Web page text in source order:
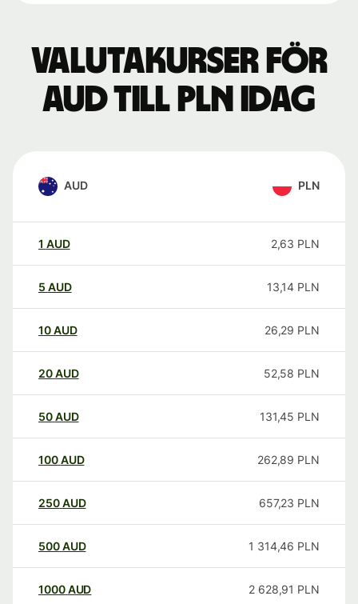
Valutakurser för
AUD till PLN idag
AUD PLN
1 AUD 2,63 PLN
5 AUD 13,14 PLN
10AUD 26,29 PLN
20AUD 52,58 PLN
50AUD 131,45 PLN
100AUD 262,89 PLN
250AUD 657,23 PLN
500AUD 1 314,46 PLN
1000AUD 2 628,91 PLN